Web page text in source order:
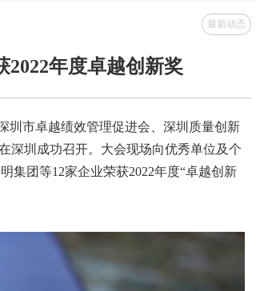
最新动态
年度卓越创新奖
圳市卓越绩效管理促进会、深圳质量创新
深圳成功召开。大会现场向优秀单位及个
集团等12家企业荣获2022年度“卓越创新